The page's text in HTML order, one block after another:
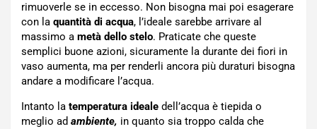
rimuoverle se in eccesso. Non bisogna mai poi esagerare
con la quantità di acqua, l’ideale sarebbe arrivare al
massimo a metà dello stelo. Praticate che queste
semplici buone azioni, sicuramente la durante dei fiori in
vaso aumenta, ma per renderli ancora più duraturi bisogna
andare a modificare l’acqua.
Intanto la temperatura ideale dell’acqua è tiepida o
meglio ad ambiente, in quanto sia troppo calda che